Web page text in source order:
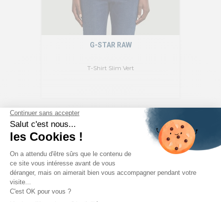
T-Shirt Slim Vert
G-STAR RAW